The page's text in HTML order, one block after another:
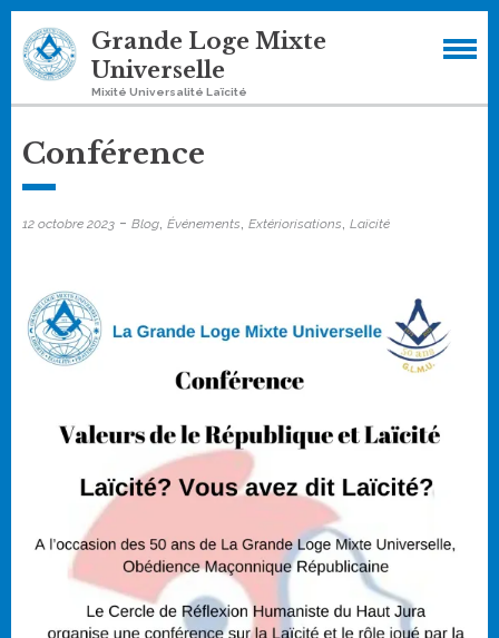
Skip
to
content
Grande Loge Mixte
Universelle
Mixité Universalité Laïcité
Conférence
12 octobre 2023 - Blog, Événements, Extériorisations, Laïcité